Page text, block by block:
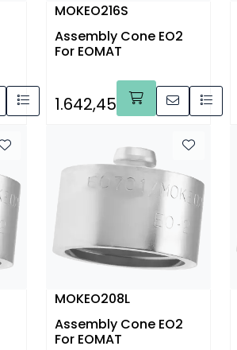
MOKEO216S
Assembly Cone EO2
For EOMAT
1.642,45
MOKEO208L
Assembly Cone EO2
For EOMAT